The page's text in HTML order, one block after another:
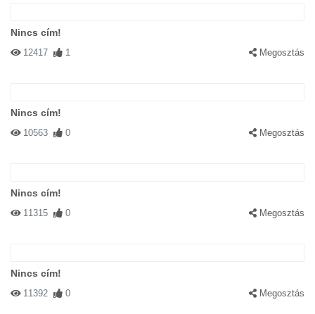
Nincs cím!
12417 1 Megosztás
Nincs cím!
10563 0 Megosztás
Nincs cím!
11315 0 Megosztás
Nincs cím!
11392 0 Megosztás